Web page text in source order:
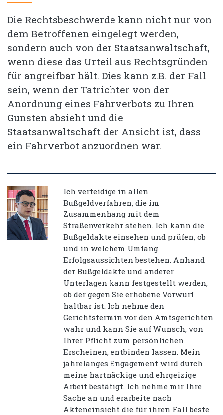
Die Rechtsbeschwerde kann nicht nur von
dem Betroffenen eingelegt werden,
sondern auch von der Staatsanwaltschaft,
wenn diese das Urteil aus Rechtsgründen
für angreifbar hält. Dies kann z.B. der Fall
sein, wenn der Tatrichter von der
Anordnung eines Fahrverbots zu Ihren
Gunsten absieht und die
Staatsanwaltschaft der Ansicht ist, dass
ein Fahrverbot anzuordnen war.
Ich verteidige in allen
Bußgeldverfahren, die im
Zusammenhang mit dem
Straßenverkehr stehen. Ich kann die
Bußgeldakte einsehen und prüfen, ob
und in welchem Umfang
Erfolgsaussichten bestehen. Anhand
der Bußgeldakte und anderer
Unterlagen kann festgestellt werden,
ob der gegen Sie erhobene Vorwurf
haltbar ist. Ich nehme den
Gerichtstermin vor den Amtsgerichten
wahr und kann Sie auf Wunsch, von
Ihrer Pflicht zum persönlichen
Erscheinen, entbinden lassen. Mein
jahrelanges Engagement wird durch
meine hartnäckige und ehrgeizige
Arbeit bestätigt. Ich nehme mir Ihre
Sache an und erarbeite nach
Akteneinsicht die für ihren Fall beste